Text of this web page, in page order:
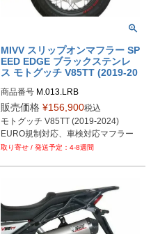
MIVV スリップオンマフラー SP
EED EDGE ブラックステンレ
ス モトグッチ V85TT (2019-20
商品番号 M.013.LRB
販売価格 ¥156,900税込
モトグッチ V85TT (2019-2024)
EURO規制対応、車検対応マフラー
4-8週間